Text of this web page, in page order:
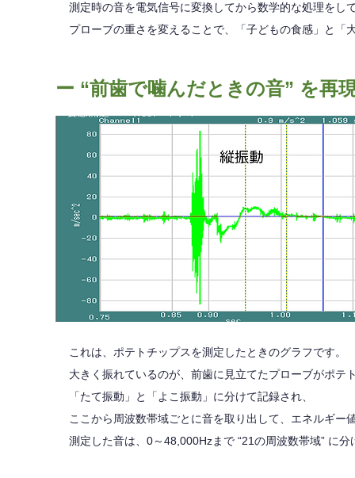
測定時の音を電気信号に変換してから数学的な処理をし
プローブの重さを変えることで、「子どもの食感」と「
ー “前歯で噛んだときの音” を再
これは、ポテトチップスを測定したときのグラフです。
大きく振れているのが、前歯に見立てたプローブがポテ
「たて振動」と「よこ振動」に分けて記録され、
ここから周波数帯域ごとに音を取り出して、エネルギー
測定した音は、0～48,000Hzまで “21の周波数帯域” に